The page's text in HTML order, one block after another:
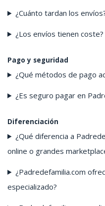
¿Cuánto tardan los
¿Los envíos tienen coste?
Pago y seguridad
¿Qué métodos de pago
¿Es seguro pagar en
Diferenciación
¿Qué diferencia a
online o grandes
¿Padredefamilia.com
especializado?